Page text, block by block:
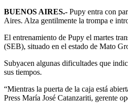
BUENOS AIRES.- Pupy entra con
Aires. Alza gentilmente la trompa e
El entrenamiento de Pupy el martes
(SEB), situado en el estado de Mato
Subyacen algunas dificultades que
sus tiempos.
“Mientras la puerta de la caja está
Press María José Catanzariti, gerente